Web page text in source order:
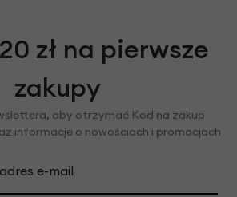
zł na pierwsze
zakupy
aby otrzymać Kod na zakup
informacje o nowościach i promocjach
e-mail